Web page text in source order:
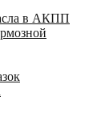
в АКПП